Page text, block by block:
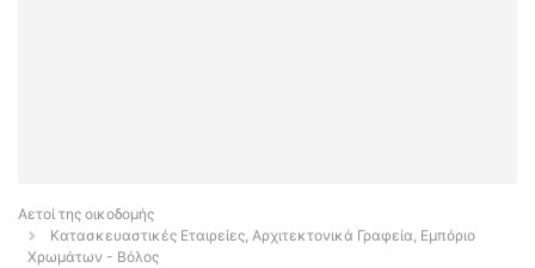
Αετοί της οικοδομής
Κατασκευαστικές Εταιρείες, Αρχιτεκτονικά Γραφεία, Εμπόριο
Χρωμάτων - Βόλος